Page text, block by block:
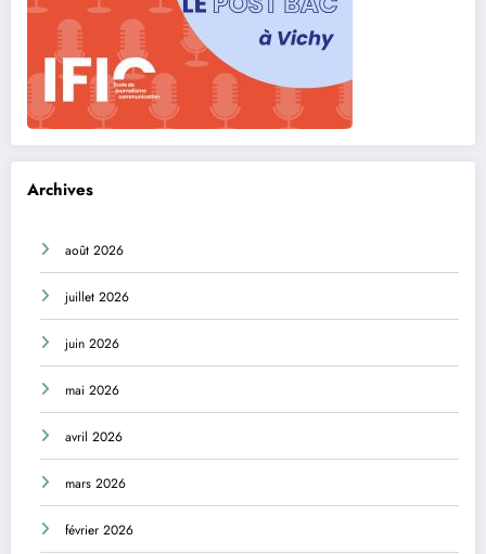
Archives
août 2026
juillet 2026
juin 2026
mai 2026
avril 2026
mars 2026
février 2026